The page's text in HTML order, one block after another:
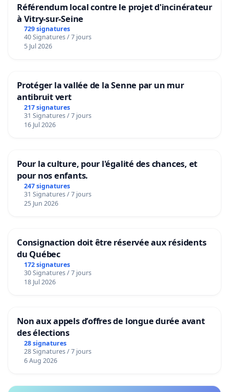
Référendum local contre le projet d'incinérateur
à Vitry-sur-Seine
729 signatures
40 Signatures / 7 jours
5 Jul 2026
Protéger la vallée de la Senne par un mur
antibruit vert
217 signatures
31 Signatures / 7 jours
16 Jul 2026
Pour la culture, pour l'égalité des chances, et
pour nos enfants.
247 signatures
31 Signatures / 7 jours
25 Jun 2026
Consignaction doit être réservée aux résidents
du Québec
172 signatures
30 Signatures / 7 jours
18 Jul 2026
Non aux appels d’offres de longue durée avant
des élections
28 signatures
28 Signatures / 7 jours
6 Aug 2026